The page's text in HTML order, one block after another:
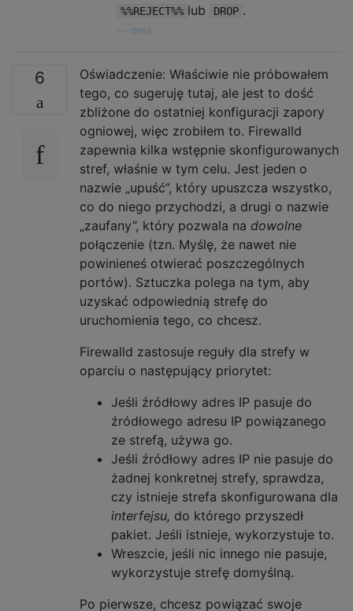
%%REJECT%% lub DROP .
dess
6
Oświadczenie: Właściwie nie próbowałem
tego, co sugeruję tutaj, ale jest to dość
zbliżone do ostatniej konfiguracji zapory
ogniowej, więc zrobiłem to. Firewalld
zapewnia kilka wstępnie skonfigurowanych
stref, właśnie w tym celu. Jest jeden o
nazwie „upuść”, który upuszcza wszystko,
co do niego przychodzi, a drugi o nazwie
„zaufany”, który pozwala na dowolne
połączenie (tzn. Myślę, że nawet nie
powinieneś otwierać poszczególnych
portów). Sztuczka polega na tym, aby
uzyskać odpowiednią strefę do
uruchomienia tego, co chcesz.
Firewalld zastosuje reguły dla strefy w
oparciu o następujący priorytet:
Jeśli źródłowy adres IP pasuje do
źródłowego adresu IP powiązanego
ze strefą, używa go.
Jeśli źródłowy adres IP nie pasuje do
żadnej konkretnej strefy, sprawdza,
czy istnieje strefa skonfigurowana dla
interfejsu, do którego przyszedł
pakiet. Jeśli istnieje, wykorzystuje to.
Wreszcie, jeśli nic innego nie pasuje,
wykorzystuje strefę domyślną.
Po pierwsze, chcesz powiązać swoje